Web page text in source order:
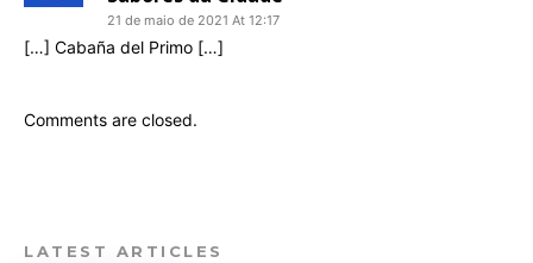
21 de maio de 2021 At 12:17
[…] Cabaña del Primo […]
Comments are closed.
LATEST ARTICLES